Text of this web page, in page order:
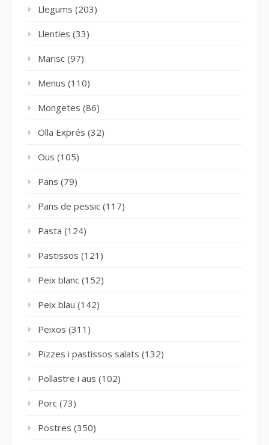
Llegums (203)
Llenties (33)
Marisc (97)
Menus (110)
Mongetes (86)
Olla Exprés (32)
Ous (105)
Pans (79)
Pans de pessic (117)
Pasta (124)
Pastissos (121)
Peix blanc (152)
Peix blau (142)
Peixos (311)
Pizzes i pastissos salats (132)
Pollastre i aus (102)
Porc (73)
Postres (350)